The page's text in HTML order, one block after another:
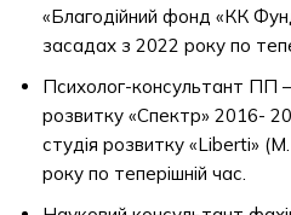
«Благодійний фонд «КК
засадах з 2022 року по
Психолог-консультант ПП
розвитку «Спектр» 2016-
студія розвитку «Liberti»
року по теперішній час.